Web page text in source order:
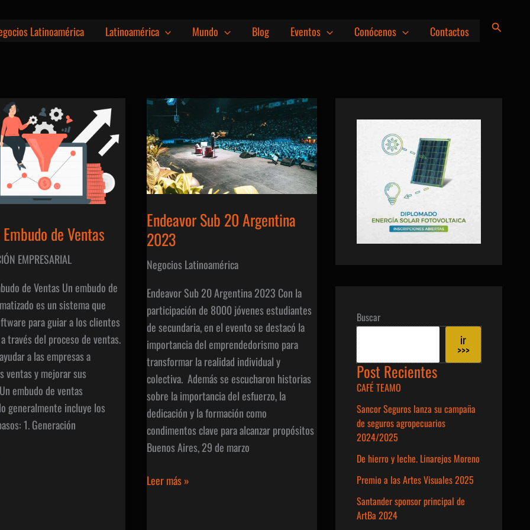
Latinoamérica Latinoamérica Mundo Blog Eventos Conócenos Contactos Buscar
de Ventas
EMPRESARIAL
de Ventas Un embudo de
es un sistema que
para guiar a los clientes
través del proceso de ventas.
a las empresas a
ventas y mejorar sus
embudo de ventas
generalmente incluye los
1. Generación
Endeavor Sub 20 Argentina
2023
Negocios Latinoamérica
Endeavor Sub 20 Argentina 2023 Con la
participación de 8000 jóvenes estudiantes
de secundaria, en el evento se destacó la
importancia del emprendedorismo para
transformar la realidad individual y
colectiva. Además se escucharon historias
sobre la importancia del esfuerzo, la
dedicación y la formación como
condimentos clave para alcanzar propósitos
Buenos Aires, 29 de marzo
Endeavor
Leer más »
Buscar
ir
>>>
Post Recientes
CAFÉ TEAMO
Sancor Seguros lanza su campaña
de seguros agropecuarios
2024/2025
De hierro y leche. Linarejos Moreno
Premio a las Artes Visuales 2025
Santander sponsor principal de
ArtBa 2024